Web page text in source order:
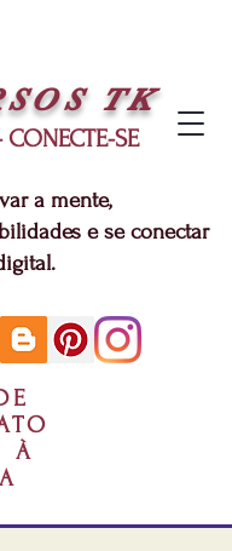
TK
CONECTE-SE
a mente,
e se conectar
À